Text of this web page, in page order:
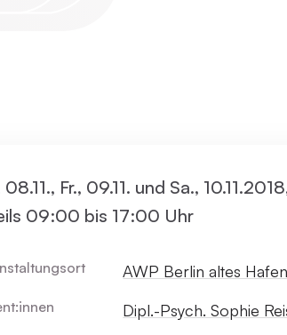
08.11., Fr., 09.11. und Sa.,
09:00 bis 17:00 Uhr
AWP Berlin altes
Dipl.-Psych. Sophie